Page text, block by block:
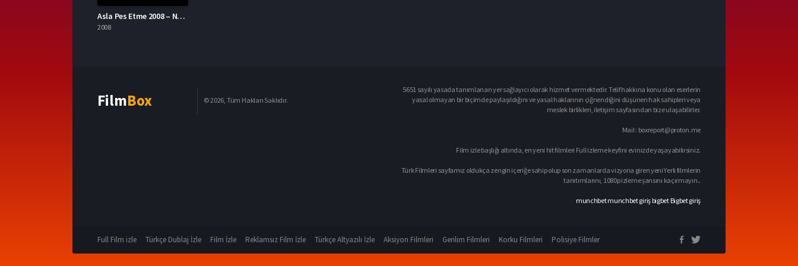
Asla Pes Etme 2008 – Never Back Down 1080p Turkce Dublaj izle
2008
FilmBox © 2026, Tüm Hakları Saklıdır.
5651 sayılı yasada tanımlanan yer sağlayıcı olarak hizmet vermektedir. Telif hakkına konu olan eserlerin
yasal olmayan bir biçimde paylaşıldığını ve yasal haklarının çiğnendiğini düşünen hak sahipleri veya
meslek birlikleri, iletişim sayfasından bize ulaşabilirler.
Mail : boxreport@proton.me
Film izle başlığı altında, en yeni hit filmleri Full izleme keyfini evinizde yaşayabilirsiniz.
Türk Filmleri sayfamız oldukça zengin içeriğe sahip olup son zamanlarda vizyona giren yeni Yerli filmlerin
tanıtımlarını, 1080p izleme şansını kaçırmayın..
munchbetmunchbet giriş bigbet Bigbet giriş
Full Film izle Türkçe Dublaj İzle Film İzle Reklamsız Film İzle Türkçe Altyazılı İzle Aksiyon Filmleri Gerilim Filmleri Korku Filmleri Polisiye Filmler